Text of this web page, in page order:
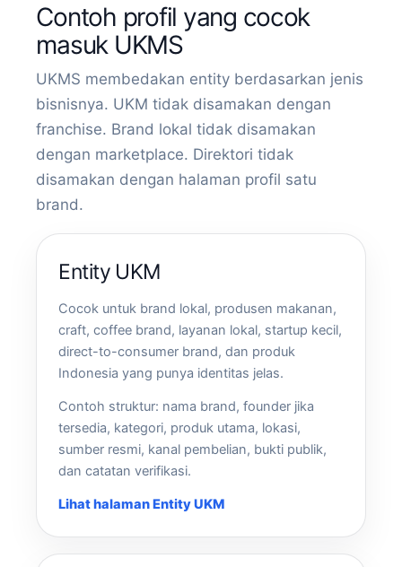
Contoh profil yang cocok
masuk UKMS
UKMS membedakan entity berdasarkan jenis
bisnisnya. UKM tidak disamakan dengan
franchise. Brand lokal tidak disamakan
dengan marketplace. Direktori tidak
disamakan dengan halaman profil satu
brand.
Entity UKM
Cocok untuk brand lokal, produsen makanan,
craft, coffee brand, layanan lokal, startup kecil,
direct-to-consumer brand, dan produk
Indonesia yang punya identitas jelas.
Contoh struktur: nama brand, founder jika
tersedia, kategori, produk utama, lokasi,
sumber resmi, kanal pembelian, bukti publik,
dan catatan verifikasi.
Lihat halaman Entity UKM